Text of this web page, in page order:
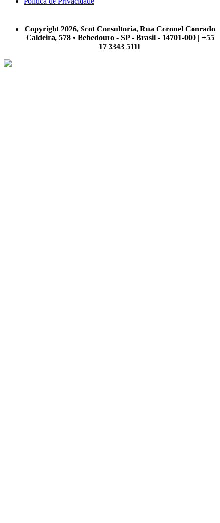
Copyright 2026, Scot Consultoria, Rua Coronel Conrado
Caldeira, 578 • Bebedouro - SP - Brasil - 14701-000 | +55
17 3343 5111